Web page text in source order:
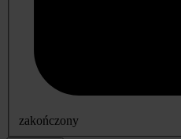
zakończony